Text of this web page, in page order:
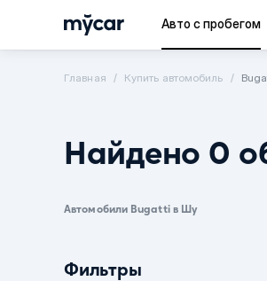
Авто с пробегом
Главная Купить автомобиль
Найдено 0
Автомобили Bugatti в Шу
Фильтры